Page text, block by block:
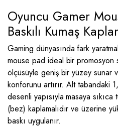
Oyuncu Gamer
Baskılı Kumaş
Gaming dünyasında fark
mouse pad ideal bir
ölçüsüyle geniş bir yüzey sunar
konforunu artırır. Alt tabandaki
desenli yapısıyla masaya
(bez) kaplamalıdır ve üzerine
baskı uygulanır.